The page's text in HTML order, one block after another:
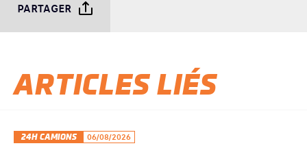
PARTAGER
ARTICLES LIÉS
24H CAMIONS 06/08/2026